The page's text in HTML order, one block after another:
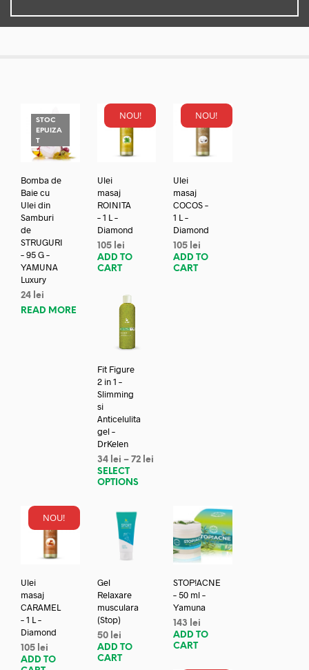
STOC
EPUIZA
T
Bomba de
Baie cu
Ulei din
Samburi
de
STRUGURI
– 95 G –
YAMUNA
Luxury
24 lei
READ MORE
NOU!
Ulei
masaj
ROINITA
– 1 L –
Diamond
105 lei
ADD TO
CART
NOU!
Ulei
masaj
COCOS –
1 L –
Diamond
105 lei
ADD TO
CART
Fit Figure
2 in 1 –
Slimming
si
Anticelulita
gel –
DrKelen
34 lei – 72 lei
SELECT
OPTIONS
NOU!
Ulei
masaj
CARAMEL
– 1 L –
Diamond
105 lei
ADD TO
Gel
Relaxare
musculara
(Stop)
50 lei
ADD TO
CART
STOP!ACNE
– 50 ml –
Yamuna
143
lei
ADD TO
CART